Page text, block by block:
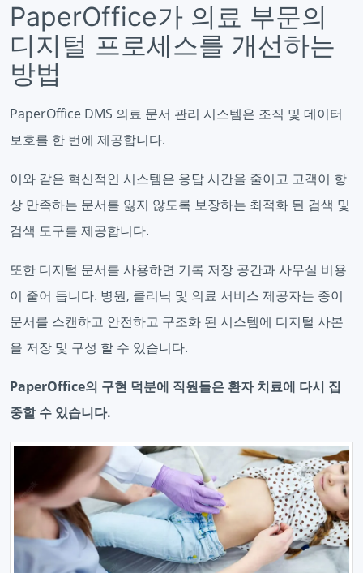
PaperOffice가 의료 부문의
디지털 프로세스를 개선하는
방법
PaperOffice DMS 의료 문서 관리 시스템은 조직 및 데이터
보호를 한 번에 제공합니다.
이와 같은 혁신적인 시스템은 응답 시간을 줄이고 고객이 항
상 만족하는 문서를 잃지 않도록 보장하는 최적화 된 검색 및
검색 도구를 제공합니다.
또한 디지털 문서를 사용하면 기록 저장 공간과 사무실 비용
이 줄어 듭니다. 병원, 클리닉 및 의료 서비스 제공자는 종이
문서를 스캔하고 안전하고 구조화 된 시스템에 디지털 사본
을 저장 및 구성 할 수 있습니다.
PaperOffice의 구현 덕분에 직원들은 환자 치료에 다시 집
중할 수 있습니다.